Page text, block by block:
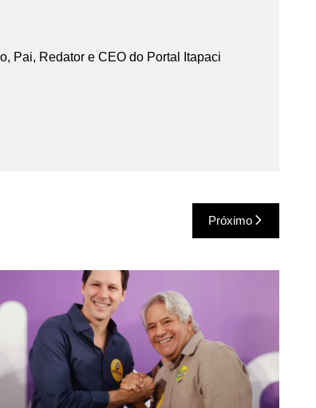
Pai, Redator e CEO do Portal Itapaci
Próximo